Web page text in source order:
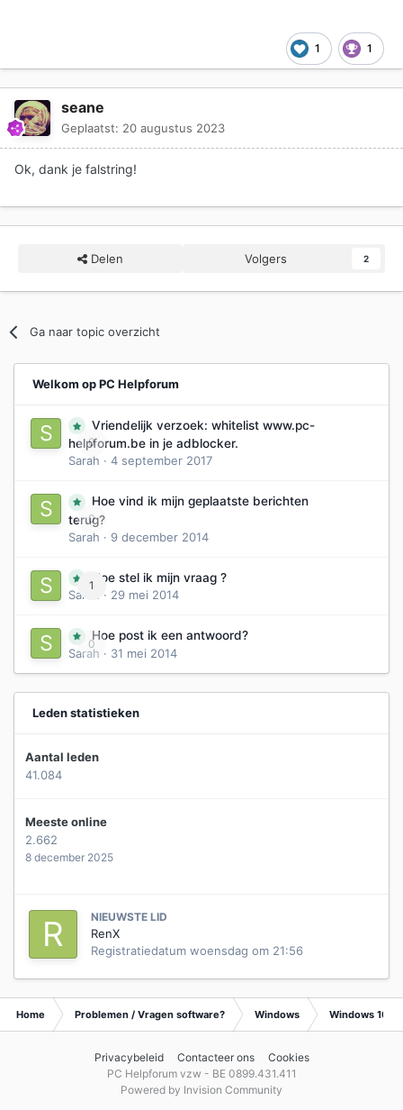
1 1
seane
Geplaatst: 20 augustus 2023
Ok, dank je falstring!
Delen Volgers 2
Ga naar topic overzicht
Welkom op PC Helpforum
0
Vriendelijk verzoek: whitelist www.pc-
helpforum.be in je adblocker.
Sarah · 4 september 2017
0
Hoe vind ik mijn geplaatste berichten
terug?
Sarah · 9 december 2014
1
Hoe stel ik mijn vraag ?
Sarah
· 29 mei 2014
0
Hoe post ik een antwoord?
Sarah · 31 mei 2014
Leden statistieken
Aantal leden
41.084
Meeste online
2.662
8 december 2025
NIEUWSTE LID
RenX
Registratiedatum woensdag om 21:56
Home Problemen / Vragen software? Windows Windows 10
Privacybeleid Contacteer ons
Cookies
PC Helpforum vzw - BE 0899.431.411
Powered by Invision Community